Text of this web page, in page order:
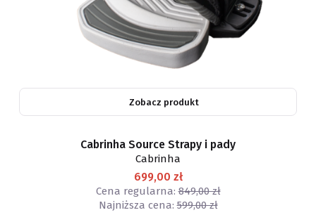
Zobacz produkt
Cabrinha Source Strapy i pady
Cabrinha
699,00 zł
Cena regularna: 849,00 zł
Najniższa cena: 599,00 zł